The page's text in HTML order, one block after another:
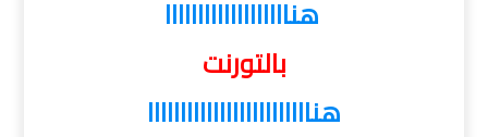
هنااااااااااااااااااا
بالتورنت
هنااااااااااااااااااااااااا